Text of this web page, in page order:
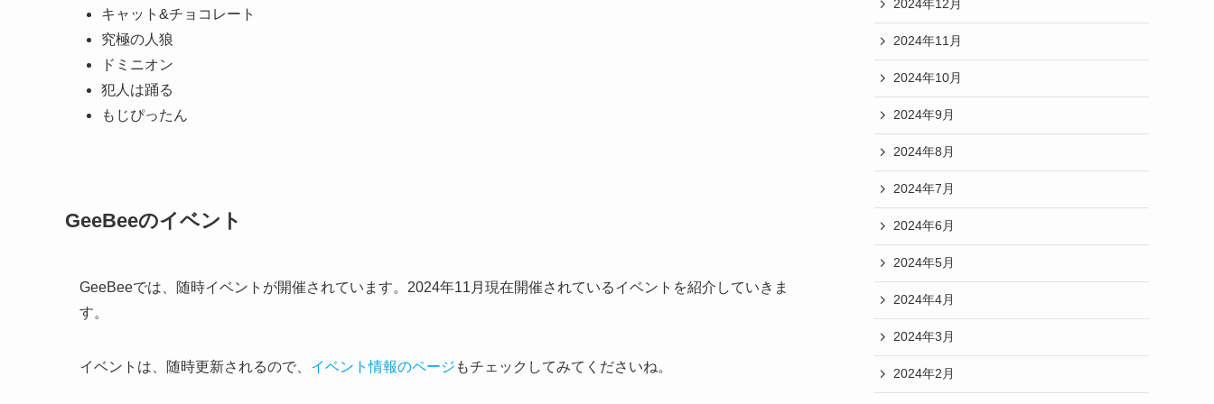
キャット&チョコレート
究極の人狼
ドミニオン
犯人は踊る
もじぴったん
GeeBeeのイベント
GeeBeeでは、随時イベントが開催されています。2024年11月現在開催されているイベントを紹介していきま
す。
イベントは、随時更新されるので、 イベント情報のページ もチェックしてみてくださいね。
2024年12月
2024年11月
2024年10月
2024年9月
2024年8月
2024年7月
2024年6月
2024年5月
2024年4月
2024年3月
2024年2月